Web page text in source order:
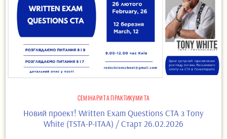
СЕМІНАРИ ТА ПРАКТИКУМИ ТА
Новий проект! Written Exam Questions CTA з Tony
White (TSTA-P-ITAA) / Старт 26.02.2026